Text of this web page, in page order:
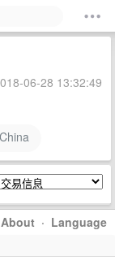
06-28 13:32:49
About · Language